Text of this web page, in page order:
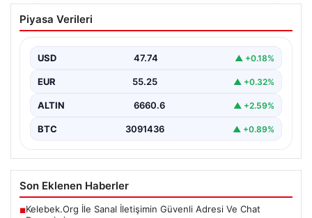
Süper Lig devi 1 ayda yaka paça
göndermişti! Real Madrid servet ödeyip
Fenerbahçe'nin genç ve potansiyelli futbolcularından
katılan…
Piyasa Verileri
USD 47.74 ▲ +0.18%
EUR 55.25 ▲ +0.32%
ALTIN 6660.6 ▲ +2.59%
BTC 3091436 ▲ +0.89%
Son Eklenen Haberler
■Kelebek.Org İle Sanal İletişimin Güvenli Adresi Ve Chat